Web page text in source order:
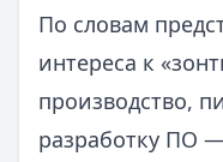
По словам
интереса к
производство,
разработку ПО